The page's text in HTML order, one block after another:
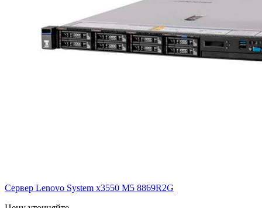
Сервер Lenovo System x3550 M5 8869R2G